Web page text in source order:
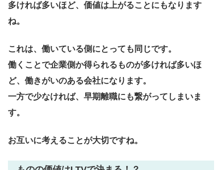
多ければ多いほど、価値は上がることにもなります
ね。
これは、働いている側にとっても同じです。
働くことで企業側か得られるものが多ければ多いほ
ど、働きがいのある会社になります。
一方で少なければ、早期離職にも繋がってしまいま
す。
お互いに考えることが大切ですね。